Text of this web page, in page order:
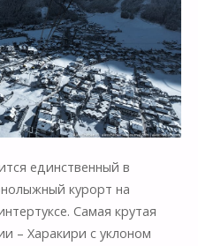
единственный в
курорт на
Самая крутая
– Харакири с уклоном